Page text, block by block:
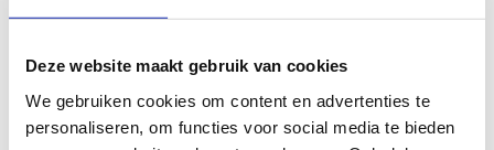
Deze website maakt gebruik van cookies
We gebruiken cookies om content en advertenties te
personaliseren, om functies voor social media te bieden
résultats de recherche locaux des moteurs de
recherche.
Enregistrez votre nom de domaine